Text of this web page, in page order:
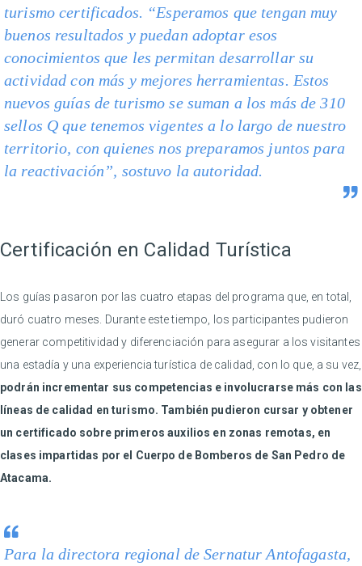
turismo certificados. “Esperamos que tengan muy
buenos resultados y puedan adoptar esos
conocimientos que les permitan desarrollar su
actividad con más y mejores herramientas. Estos
nuevos guías de turismo se suman a los más de 310
sellos Q que tenemos vigentes a lo largo de nuestro
territorio, con quienes nos preparamos juntos para
la reactivación”, sostuvo la autoridad.
Certificación en Calidad Turística
Los guías pasaron por las cuatro etapas del programa que, en total,
duró cuatro meses. Durante este tiempo, los participantes pudieron
generar competitividad y diferenciación para asegurar a los visitantes
una estadía y una experiencia turística de calidad, con lo que, a su vez,
podrán incrementar sus competencias e involucrarse más con las
líneas de calidad en turismo. También pudieron cursar y obtener
un certificado sobre primeros auxilios en zonas remotas, en
clases impartidas por el Cuerpo de Bomberos de San Pedro de
Atacama.
Para la directora regional de Sernatur Antofagasta,